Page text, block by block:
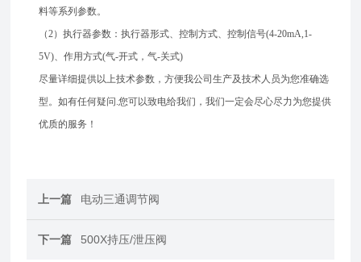
料等系列参数。
（2）执行器参数：执行器形式、控制方式、控制信号(4-20mA,1-
5V)、作用方式(气-开式，气-关式)
尽量详细提供以上技术参数，方便我公司生产及技术人员为您准确选
型。如有任何疑问.您可以致电给我们，我们一定会尽心尽力为您提供
优质的服务！
上一篇 电动三通调节阀
下一篇 500X持压/泄压阀